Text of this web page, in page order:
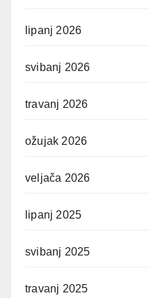
lipanj 2026
svibanj 2026
travanj 2026
ožujak 2026
veljača 2026
lipanj 2025
svibanj 2025
travanj 2025